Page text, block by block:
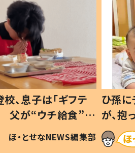
、息子は「ギフテ
父が“ウチ給食”を
由とは #令和の親
ほ・とせなNEWS編集部
ひ孫
が、
「涙が
い」